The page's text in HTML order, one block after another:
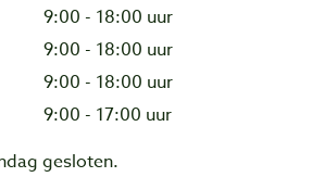
9:00 - 18:00 uur
9:00 - 18:00 uur
9:00 - 18:00 uur
9:00 - 17:00 uur
gesloten.